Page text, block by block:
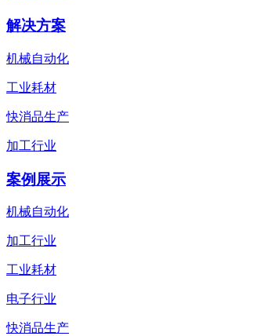
解决方案
机械自动化
工业耗材
快消品生产
加工行业
案例展示
机械自动化
加工行业
工业耗材
电子行业
快消品生产